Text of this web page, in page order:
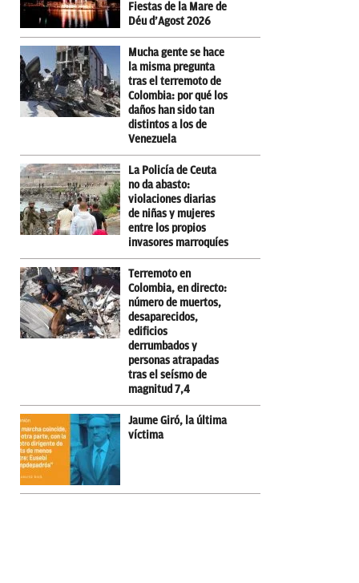
Fiestas de la Mare de
Déu d’Agost 2026
Mucha gente se hace
la misma pregunta
tras el terremoto de
Colombia: por qué los
daños han sido tan
distintos a los de
Venezuela
La Policía de Ceuta
no da abasto:
violaciones diarias
de niñas y mujeres
entre los propios
invasores marroquíes
Terremoto en
Colombia, en directo:
número de muertos,
desaparecidos,
edificios
derrumbados y
personas atrapadas
tras el seísmo de
magnitud 7,4
Jaume Giró, la última
víctima